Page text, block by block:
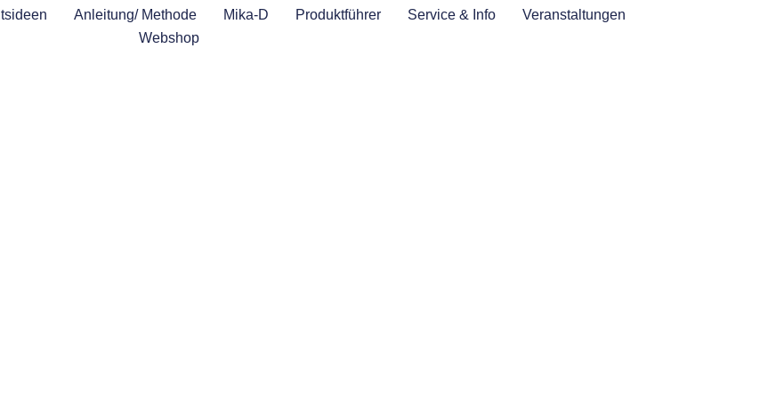
Anleitung/ Methode Mika-D Produktführer Service & Info
Veranstaltungen
Webshop